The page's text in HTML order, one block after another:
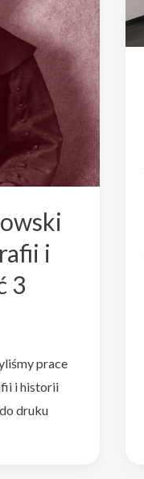
i
3
prace
i historii
druku